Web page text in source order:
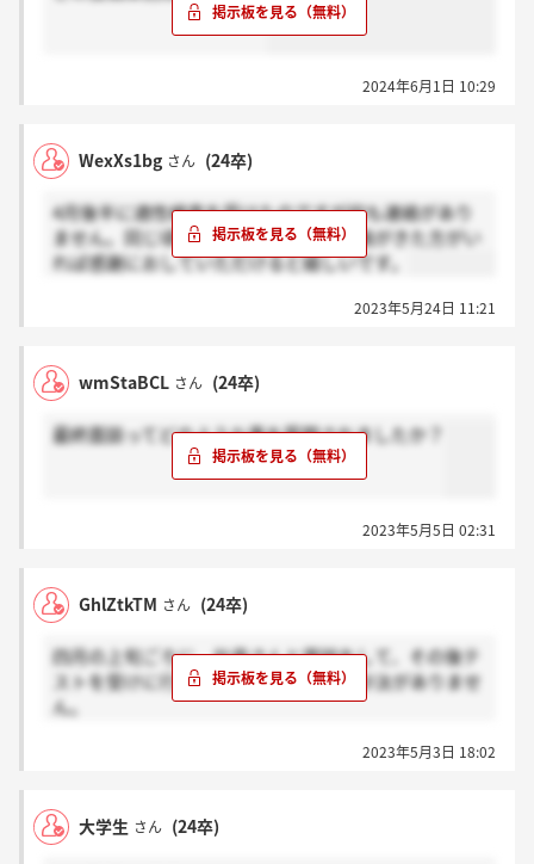
2024年6月1日 10:29
WexXs1bg さん (24卒)
4月後半に適性検査を受けたのですが何も連絡があり
ません。同じ頃に適正検査を受けて連絡がきた方がい
れば感謝におしていただけると嬉しいです。
2023年5月24日 11:21
wmStaBCL さん (24卒)
最終面談ってどのような事を質問されましたか？
2023年5月5日 02:31
GhlZtkTM さん (24卒)
四月の上旬ごろに、社員さんと面談をして、その後テ
ストを受けに行ったのですが、何も音沙汰がありませ
ん。
感謝を押していただけると嬉しいです。2023年5月3日 18:02
大学生 さん (24卒)